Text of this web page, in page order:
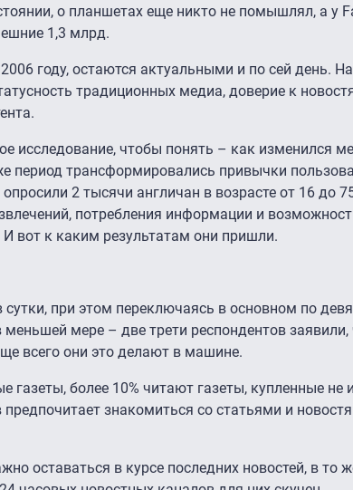
о планшетах еще никто не помышлял, а у
1,3 млрд.
году, остаются актуальными и по сей день.
традиционных медиа, доверие к
исследование, чтобы понять – как изменился
период трансформировались привычки
2 тысячи англичан в возрасте от 16 до
потребления информации и
вот к каким результатам они пришли.
при этом переключаясь в основном по
мере – две трети респондентов заявили,
всего они это делают в машине.
более 10% читают газеты, купленные не
знакомиться со статьями и
оставаться в курсе последних новостей, в то